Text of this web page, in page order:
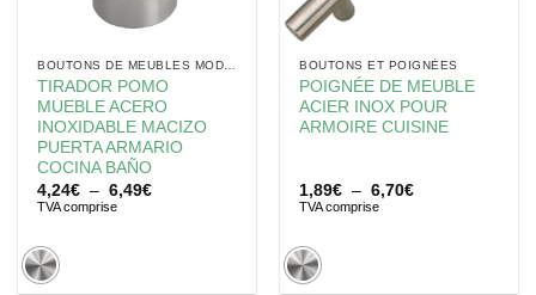
BOUTONS DE MEUBLES MODERNES
TIRADOR POMO
MUEBLE ACERO
INOXIDABLE MACIZO
PUERTA ARMARIO
COCINA BAÑO
4,24€ – 6,49€Plage
TVA comprise
BOUTONS ET POIGNÉES
POIGNÉE DE MEUBLE
ACIER INOX POUR
ARMOIRE CUISINE
1,89€ – 6,70€Plage
TVA comprise